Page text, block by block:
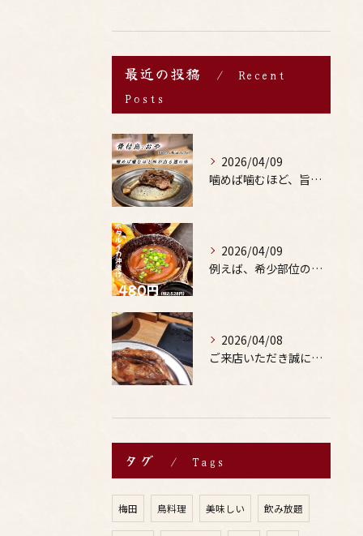
最近の投稿
Recent
Posts
2026/04/09
噛めば噛むほど、旨みがあふれる。
2026/04/09
例えば、希少部位の串を試したり、季節限定の地酒を味わったりす...
2026/04/08
ご来店いただき誠にありがとうございます。
タグ Tags
梅田 鳥料理 美味しい 飲み放題